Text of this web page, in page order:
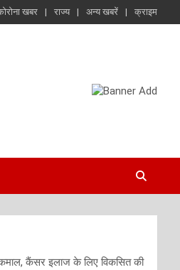
खबर राज्य अन्य खबरें क्राइम
कमाल, कैंसर इलाज के लिए विकसित की